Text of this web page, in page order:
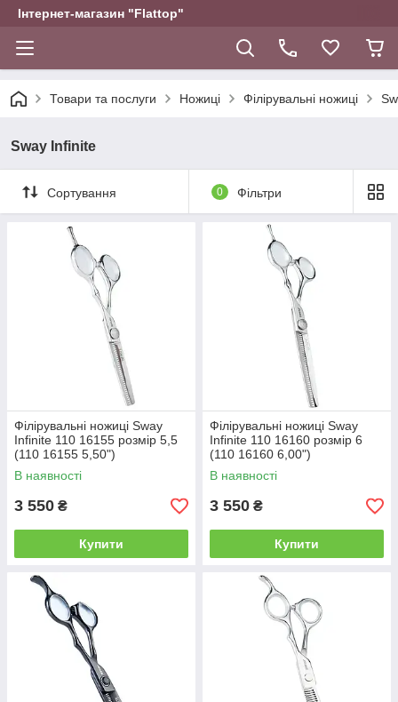
Інтернет-магазин "Flattop"
Товари та послуги Ножиці Філірувальні ножиці
Sway Infinite
Сортування 0 Фільтри
Філірувальні ножиці Sway
Infinite 110 16155 розмір 5,5
(110 16155 5,50")
В наявності
3 550 ₴
Купити
Філірувальні ножиці Sway
Infinite 110 16160 розмір 6
(110 16160 6,00")
В наявності
3 550 ₴
Купити